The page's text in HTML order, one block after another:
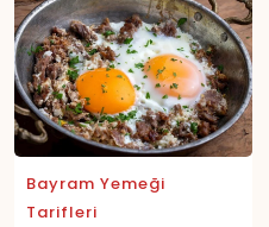
Bayram Yemeği
Tarifleri